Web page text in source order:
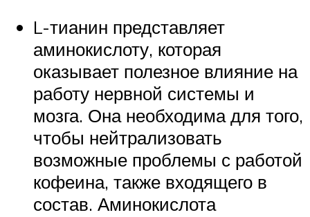
L-тианин представляет
аминокислоту, которая
оказывает полезное влияние на
работу нервной системы и
мозга. Она необходима для того,
чтобы нейтрализовать
возможные проблемы с работой
кофеина, также входящего в
состав. Аминокислота